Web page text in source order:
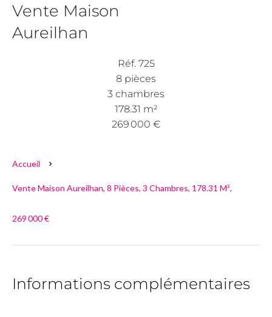
Vente Maison
Aureilhan
Réf. 725
8 pièces
3 chambres
178.31 m²
269 000 €
Accueil
Vente Maison Aureilhan, 8 Pièces, 3 Chambres, 178.31 M²,
269 000 €
Informations complémentaires